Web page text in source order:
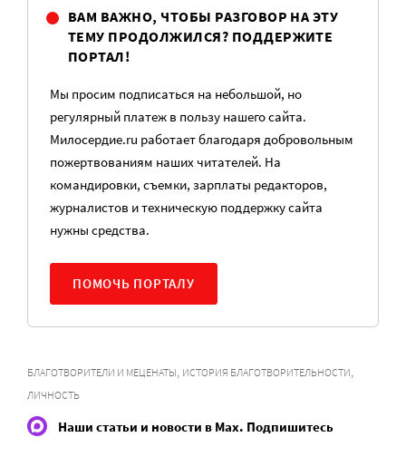
ВАМ ВАЖНО, ЧТОБЫ РАЗГОВОР НА ЭТУ
ТЕМУ ПРОДОЛЖИЛСЯ? ПОДДЕРЖИТЕ
ПОРТАЛ!
Мы просим подписаться на небольшой, но
регулярный платеж в пользу нашего сайта.
Милосердие.ru работает благодаря добровольным
пожертвованиям наших читателей. На
командировки, съемки, зарплаты редакторов,
журналистов и техническую поддержку сайта
нужны средства.
ПОМОЧЬ ПОРТАЛУ
БЛАГОТВОРИТЕЛИ И МЕЦЕНАТЫ, ИСТОРИЯ БЛАГОТВОРИТЕЛЬНОСТИ,
ЛИЧНОСТЬ
Наши статьи и новости в Max. Подпишитесь